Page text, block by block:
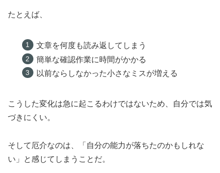
たとえば、
文章を何度も読み返してしまう
簡単な確認作業に時間がかかる
以前ならしなかった小さなミスが増える
こうした変化は急に起こるわけではないため、自分では気
づきにくい。
そして厄介なのは、「自分の能力が落ちたのかもしれな
い」と感じてしまうことだ。